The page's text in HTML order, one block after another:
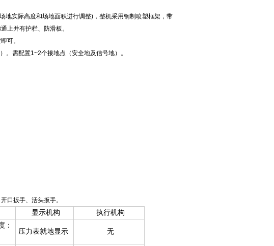
实际高度和场地面积进行调整)，整机采用钢制喷塑框架，带
上并有护栏、防滑板。
可。
。需配置1~2个接地点（安全地及信号地）。
口扳手、活头扳手。
显示机构
执行机构
：
压力表就地显示 无